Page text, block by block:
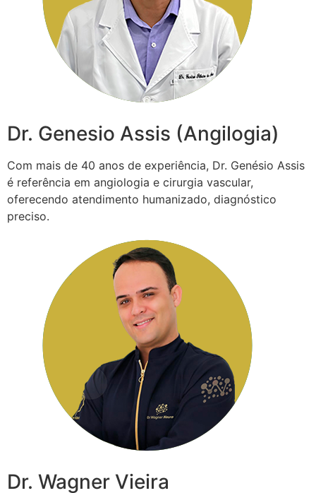
Dr. Genesio Assis (Angilogia)
Com mais de 40 anos de experiência, Dr. Genésio Assis
é referência em angiologia e cirurgia vascular,
oferecendo atendimento humanizado, diagnóstico
preciso.
Dr. Wagner Vieira